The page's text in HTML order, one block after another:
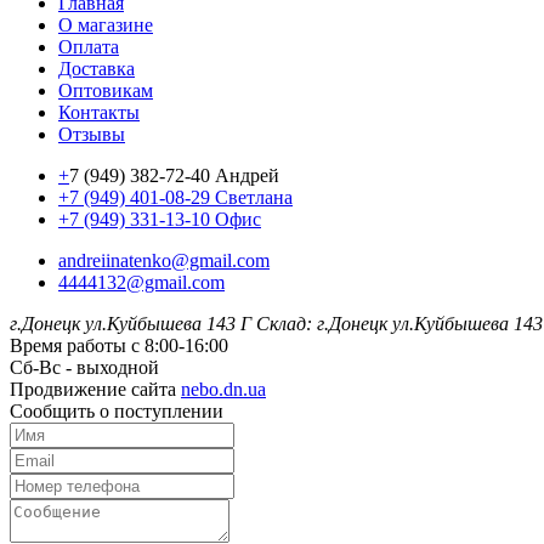
О магазине
Оплата
Доставка
Оптовикам
Контакты
Отзывы
+7 (949) 382-72-40 Андрей
+7 (949) 401-08-29 Светлана
+7 (949) 331-13-10 Офис
andreiinatenko@gmail.com
4444132@gmail.com
г.Донецк ул.Куйбышева 143 Г Склад: г.Донецк ул.Куйбышева
Время работы с 8:00-16:00
Сб-Вс - выходной
Продвижение сайта nebo.dn.ua
Сообщить о поступлении